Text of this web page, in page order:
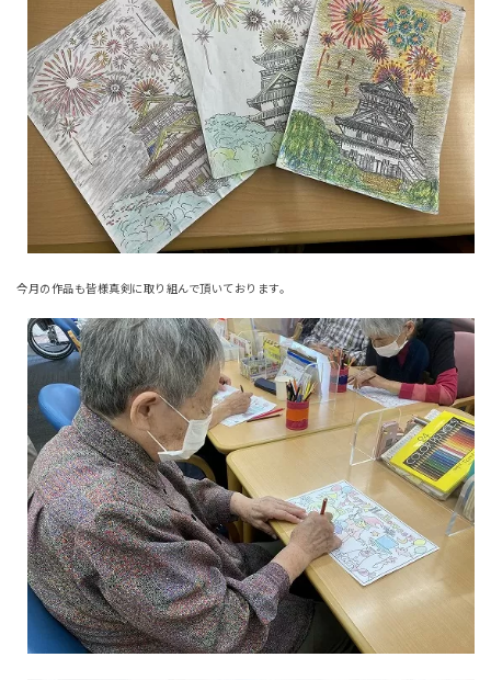
今月の作品も皆様真剣に取り組んで頂いております。